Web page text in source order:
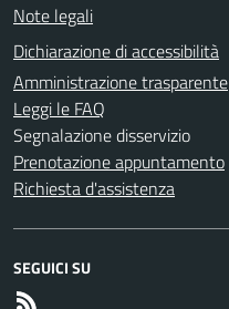
Note legali
Dichiarazione di accessibilità
Amministrazione trasparente
Leggi le FAQ
Segnalazione disservizio
Prenotazione appuntamento
Richiesta d'assistenza
SEGUICI SU